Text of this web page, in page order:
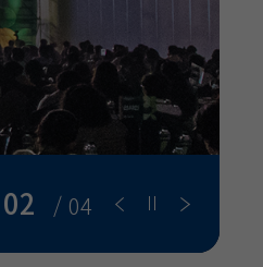
03 / 04